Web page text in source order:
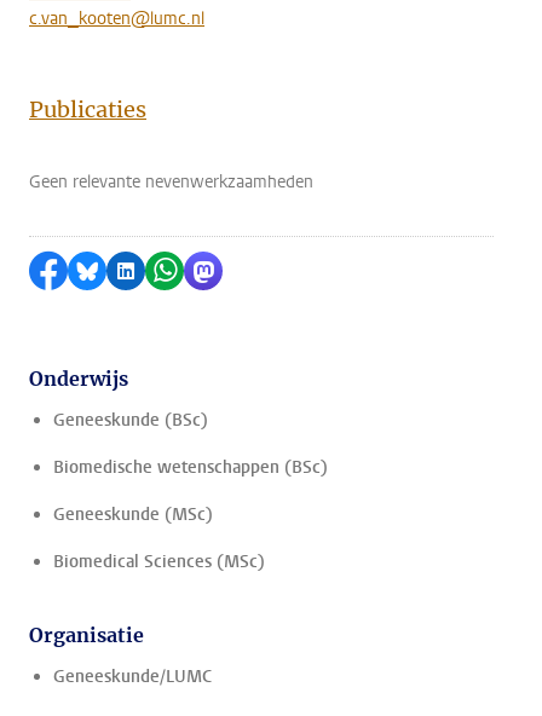
c.van_kooten@lumc.nl
Publicaties
Geen relevante nevenwerkzaamheden
Delen op Facebook
Delen via Bluesky
Delen op LinkedIn
Delen via WhatsApp
Delen via Mastodon
Onderwijs
Geneeskunde (BSc)
Biomedische wetenschappen (BSc)
Geneeskunde (MSc)
Biomedical Sciences (MSc)
Organisatie
Geneeskunde/LUMC